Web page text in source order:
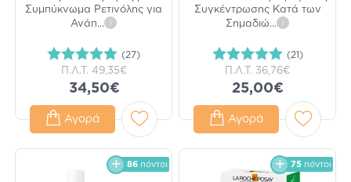
Συμπύκνωμα Ρετινόλης για
Ανάπ... i
(27)
Π.Λ.Τ. 49,35€
34,50€
Αγορά
Συγκέντρωσης Κατά των
Σημαδιώ... i
(21)
Π.Λ.Τ. 36,76€
25,00€
Αγορά
86 πόντοι 75 πόντοι